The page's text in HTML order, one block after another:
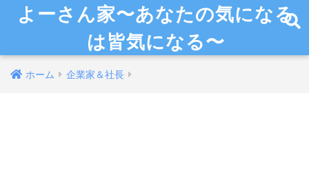
よーさん家〜あなたの気になる
は皆気になる〜
ホーム 企業家＆社長